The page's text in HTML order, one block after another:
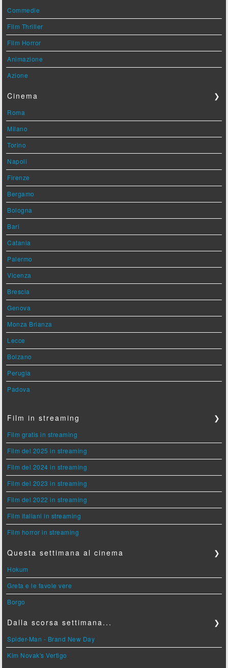
Commedie
Film Thriller
Film Horror
Animazione
Azione
Cinema ❯
Roma
Milano
Torino
Napoli
Firenze
Bergamo
Bologna
Bari
Catania
Palermo
Vicenza
Brescia
Genova
Monza Brianza
Lecce
Bolzano
Perugia
Padova
Film in streaming ❯
Film gratis in streaming
Film del 2025 in streaming
Film del 2024 in streaming
Film del 2023 in streaming
Film del 2022 in streaming
Film italiani in streaming
Film horror in streaming
Questa settimana al cinema ❯
Hokum
Greta e le favole vere
Borgo
Dalla scorsa settimana... ❯
Spider-Man - Brand New Day
Kim Novak's Vertigo